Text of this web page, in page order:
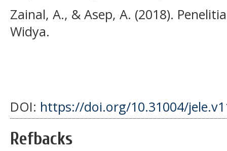
Zainal, A., & Asep, A. (2018).
Widya.
DOI: https://doi.org/10.31004/
Refbacks